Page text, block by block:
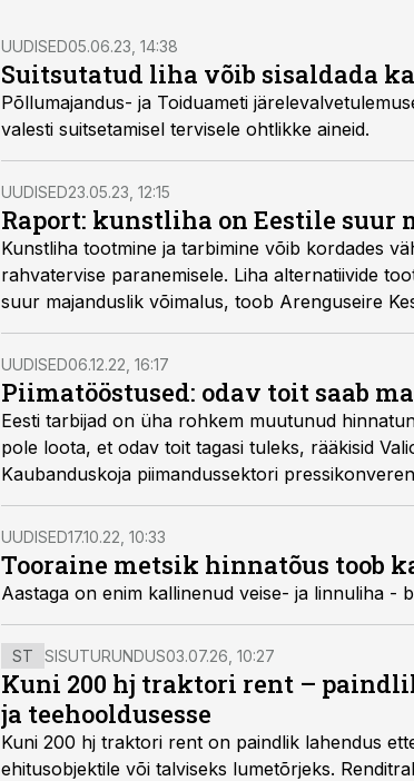
UUDISED05.06.23, 14:38
Suitsutatud liha võib sisaldada
Põllumajandus- ja Toiduameti
valesti suitsetamisel tervisele ohtlikke aineid.
UUDISED23.05.23, 12:15
Raport: kunstliha on Eestile
Kunstliha tootmine ja tarbimine võib kordades
rahvatervise paranemisele. Liha alternatiivide
suur majanduslik võimalus, toob Arenguseire
alternatiivid: hetkeseis ja väljavaated”.
UUDISED06.12.22, 16:17
Piimatööstused: odav toit saab
Eesti tarbijad on üha rohkem muutunud
pole loota, et odav toit tagasi tuleks, rääkisid
Kaubanduskoja piimandussektori
UUDISED17.10.22, 10:33
Tooraine metsik hinnatõus toob
Aastaga on enim kallinenud veise- ja linnuliha -
ST SISUTURUNDUS03.07.26, 10:27
Kuni 200 hj traktori rent –
ja teehooldusesse
Kuni 200 hj traktori rent on paindlik lahendus
ehitusobjektile või talviseks lumetõrjeks.